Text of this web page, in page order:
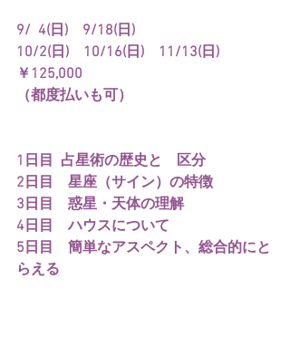
9/  4(日)　9/18(日)
10/2(日)　10/16(日)　11/13(日)
￥125,000
（都度払いも可）
1日目  占星術の歴史と　区分
2日目　星座（サイン）の特徴
3日目　惑星・天体の理解
4日目　ハウスについて
5日目　簡単なアスペクト、総合的にと
らえる